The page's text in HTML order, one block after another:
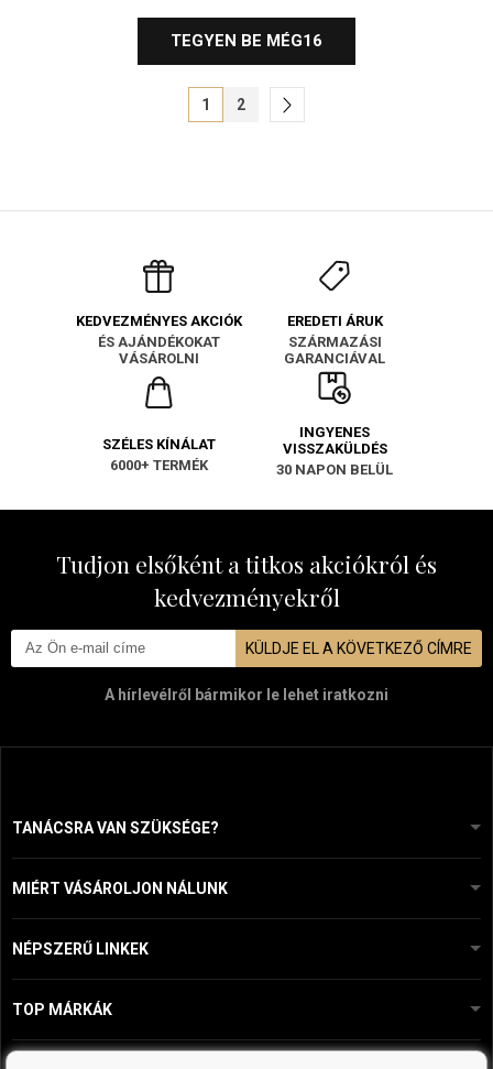
TEGYEN BE MÉG16
1 2
KEDVEZMÉNYES AKCIÓK
ÉS AJÁNDÉKOKAT
VÁSÁROLNI
EREDETI ÁRUK
SZÁRMAZÁSI
GARANCIÁVAL
SZÉLES KÍNÁLAT
6000+ TERMÉK
INGYENES
VISSZAKÜLDÉS
30 NAPON BELÜL
Tudjon elsőként a titkos akciókról és
kedvezményekről
KÜLDJE EL A KÖVETKEZŐ CÍMRE
A hírlevélről bármikor le lehet iratkozni
TANÁCSRA VAN SZÜKSÉGE?info@mapeja.hu
24 órán belül válaszolunk.
MIÉRT VÁSÁROLJON NÁLUNK
Általános szerződési feltételek (ÁSZF)
Személyes adatok védelme
Fizetési és szállítási áttekintés
Áru visszaküldése
NÉPSZERŰ LINKEK
A mi történetünk
TOP MÁRKÁK
Kérastase
Paul Mitchell